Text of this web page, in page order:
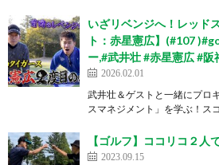
いざリベンジへ！レッド
ト：赤星憲広】(#107
ー,#武井壮 #赤星憲広 #
2026.02.01
武井壮＆ゲストと一緒にプロ
スマネジメント」を学ぶ！
【ゴルフ】ココリコ２
2023.09.15